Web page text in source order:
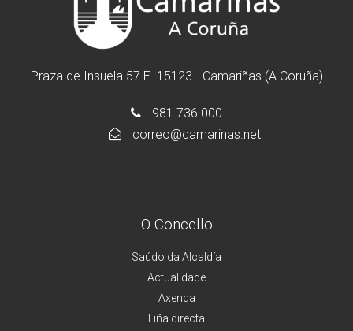
Praza de Insuela 57 E. 15123 - Camariñas (A Coruña)
981 736 000
correo@camarinas.net
O Concello
Saúdo da Alcaldía
Actualidade
Axenda
Liña directa